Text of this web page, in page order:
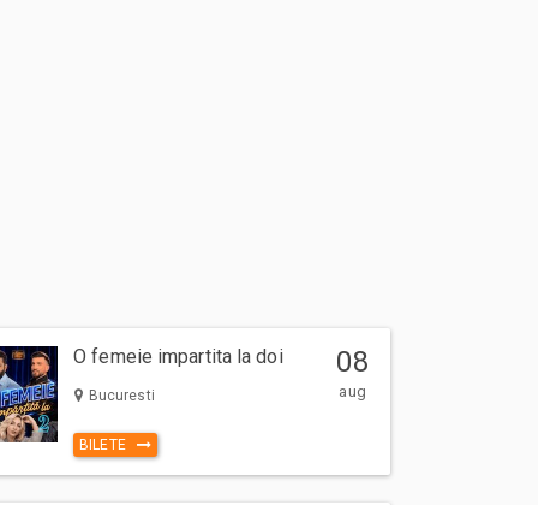
O femeie impartita la doi
Bucuresti
BILETE
08
aug